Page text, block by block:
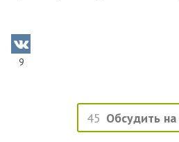
9
45 Обсудить